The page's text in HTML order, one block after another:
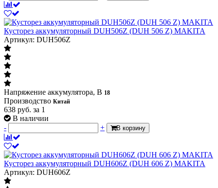
Кусторез аккумуляторный DUH506Z (DUH 506 Z) MAKITA
Артикул: DUH506Z
Напряжение аккумулятора, В 18
Производство Китай
638 руб. за 1
В наличии
-
+ В корзину
Кусторез аккумуляторный DUH606Z (DUH 606 Z) MAKITA
Артикул: DUH606Z